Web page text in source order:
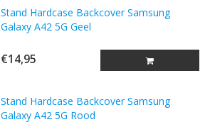
Stand Hardcase Backcover Samsung
Galaxy A42 5G Geel
€14,95
Stand Hardcase Backcover Samsung
Galaxy A42 5G Rood